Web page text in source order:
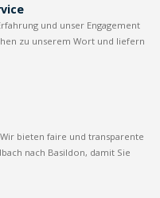
und unser Engagement
zu unserem Wort und liefern
bieten faire und transparente
nach Basildon, damit Sie